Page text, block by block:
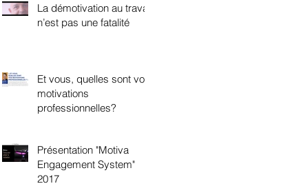
La démotivation au travail
n’est pas une fatalité
Et vous, quelles sont vos
motivations
professionnelles?
Présentation "Motiva
Engagement System"
2017